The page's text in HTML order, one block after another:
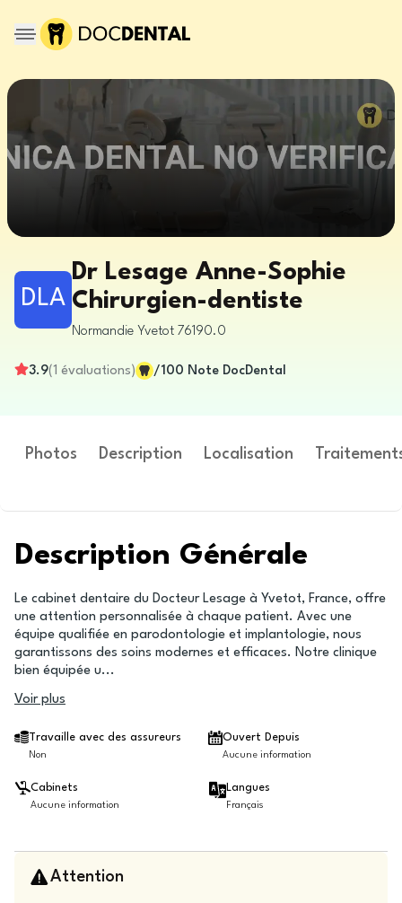
DLA
Dr Lesage Anne-Sophie
Chirurgien-dentiste
Normandie Yvetot 76190.0
3.9(1 évaluations) /100 Note DocDental
Photos Description Localisation
Description Générale
Le cabinet dentaire du Docteur Lesage à Yvetot, France, offre
une attention personnalisée à chaque patient. Avec une
équipe qualifiée en parodontologie et implantologie, nous
garantissons des soins modernes et efficaces. Notre clinique
bien équipée u...
Voir plus
Travaille avec des assureurs
Non
Ouvert Depuis
Aucune information
Cabinets
Aucune information
Langues
Français
Attention